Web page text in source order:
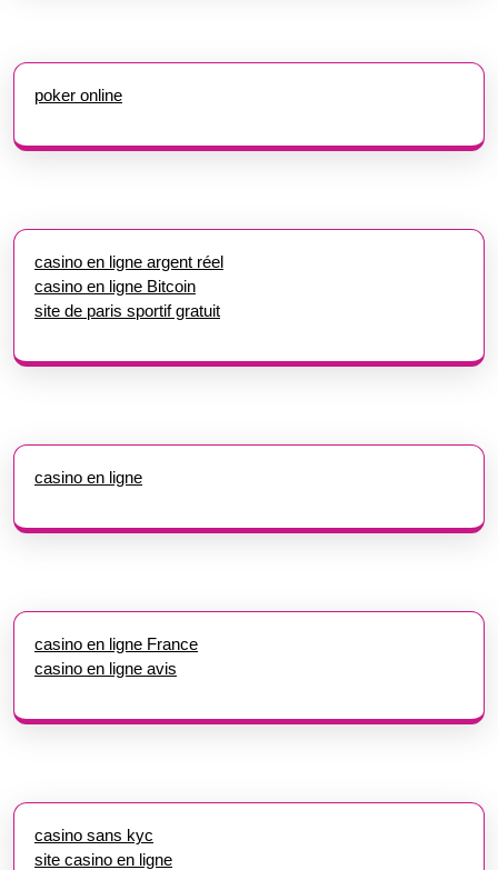
poker online
casino en ligne argent réel
casino en ligne Bitcoin
site de paris sportif gratuit
casino en ligne
casino en ligne France
casino en ligne avis
casino sans kyc
site casino en ligne